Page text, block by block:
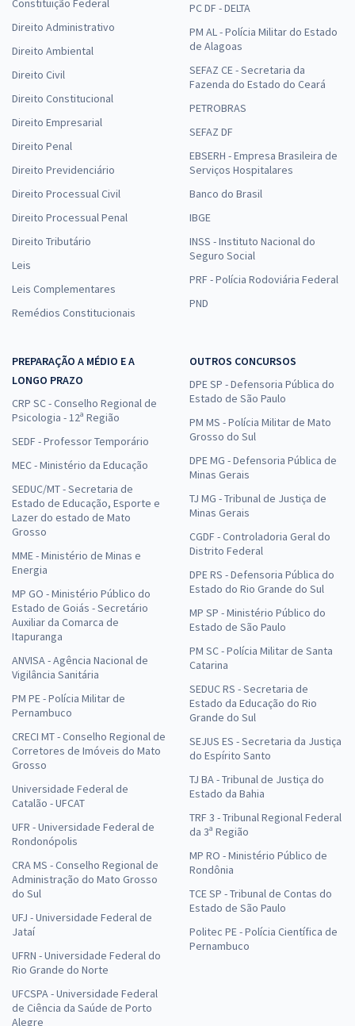
Constituição Federal
Direito Administrativo
Direito Ambiental
Direito Civil
Direito Constitucional
Direito Empresarial
Direito Penal
Direito Previdenciário
Direito Processual Civil
Direito Processual Penal
Direito Tributário
Leis
Leis Complementares
Remédios Constitucionais
PC DF - DELTA
PM AL - Polícia Militar do Estado
de Alagoas
SEFAZ CE - Secretaria da
Fazenda do Estado do Ceará
PETROBRAS
SEFAZ DF
EBSERH - Empresa Brasileira de
Serviços Hospitalares
Banco do Brasil
IBGE
INSS - Instituto Nacional do
Seguro Social
PRF - Polícia Rodoviária Federal
PND
PREPARAÇÃO A MÉDIO E A
LONGO PRAZO
CRP SC - Conselho Regional de
Psicologia - 12ª Região
SEDF - Professor Temporário
MEC - Ministério da Educação
SEDUC/MT - Secretaria de
Estado de Educação, Esporte e
Lazer do estado de Mato
Grosso
MME - Ministério de Minas e
Energia
MP GO - Ministério Público do
Estado de Goiás - Secretário
Auxiliar da Comarca de
Itapuranga
ANVISA - Agência Nacional de
Vigilância Sanitária
PM PE - Polícia Militar de
Pernambuco
CRECI MT - Conselho Regional de
Corretores de Imóveis do Mato
Grosso
Universidade Federal de
Catalão - UFCAT
UFR - Universidade Federal de
Rondonópolis
CRA MS - Conselho Regional de
Administração do Mato Grosso
do Sul
UFJ - Universidade Federal de
Jataí
UFRN - Universidade Federal do
Rio Grande do Norte
UFCSPA - Universidade Federal
de Ciência da Saúde de Porto
Alegre
OUTROS CONCURSOS
DPE SP - Defensoria Pública do
Estado de São Paulo
PM MS - Polícia Militar de Mato
Grosso do Sul
DPE MG - Defensoria Pública de
Minas Gerais
TJ MG - Tribunal de Justiça de
Minas Gerais
CGDF - Controladoria Geral do
Distrito Federal
DPE RS - Defensoria Pública do
Estado do Rio Grande do Sul
MP SP - Ministério Público do
Estado de São Paulo
PM SC - Polícia Militar de Santa
Catarina
SEDUC RS - Secretaria de
Estado da Educação do Rio
Grande do Sul
SEJUS ES - Secretaria da Justiça
do Espírito Santo
TJ BA - Tribunal de Justiça do
Estado da Bahia
TRF 3 - Tribunal Regional Federal
da 3ª Região
MP RO - Ministério Público de
Rondônia
TCE SP - Tribunal de Contas do
Estado de São Paulo
Politec PE - Polícia Científica de
Pernambuco